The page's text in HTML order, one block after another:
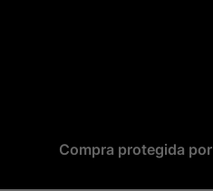
Compra protegida por